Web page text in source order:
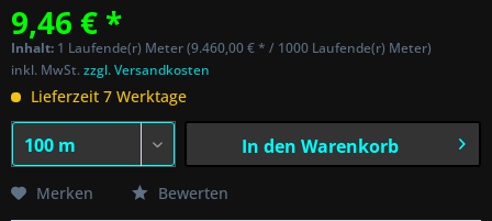
9,46 € *
Inhalt: 1 Laufende(r) Meter (9.460,00 € * / 1000 Laufende(r) Meter)
inkl. MwSt.zzgl. Versandkosten
Lieferzeit 7 Werktage
In den Warenkorb
Merken Bewerten